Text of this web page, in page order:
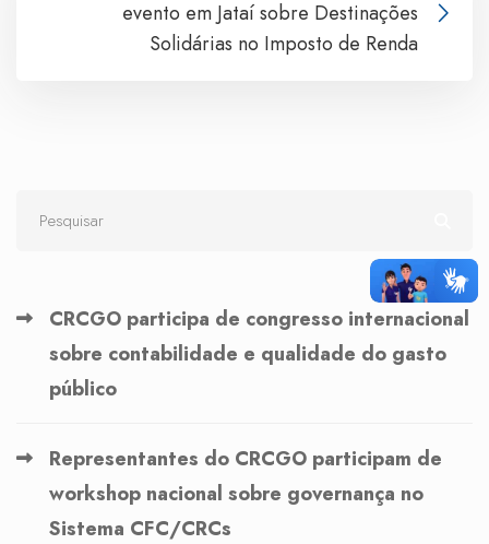
evento em Jataí sobre Destinações
Solidárias no Imposto de Renda
CRCGO participa de congresso internacional
sobre contabilidade e qualidade do gasto
público
Representantes do CRCGO participam de
workshop nacional sobre governança no
Sistema CFC/CRCs